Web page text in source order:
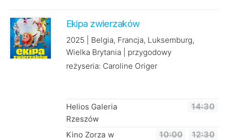
Ekipa zwierzaków
2025 | Belgia, Francja, Luksemburg,
Wielka Brytania | przygodowy
reżyseria: Caroline Origer
Helios Galeria
Rzeszów
14:30
Kino Zorza w
10:00
12:30